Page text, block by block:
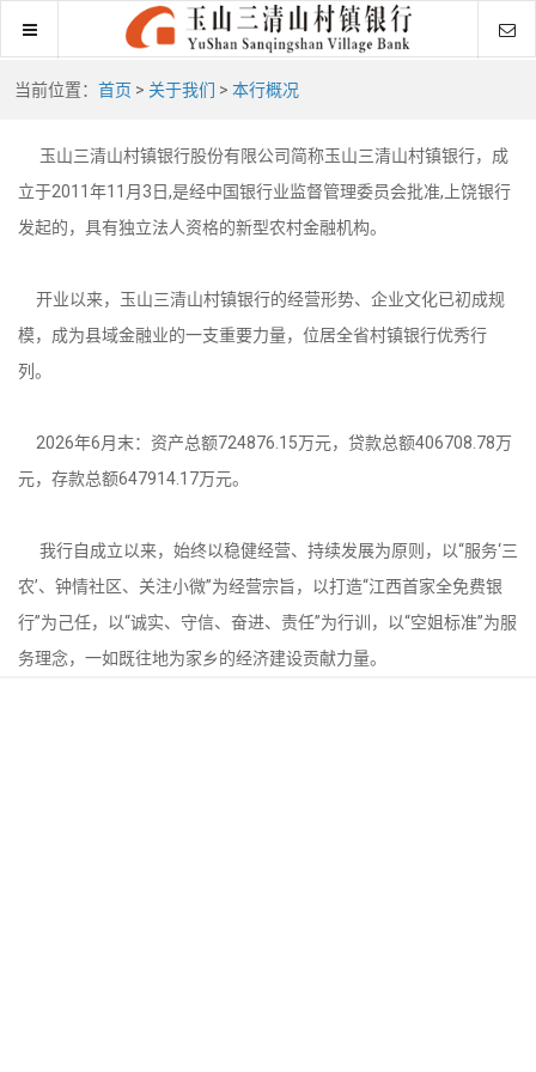
当前位置： 首页 > 关于我们 > 本行概况
玉山三清山村镇银行股份有限公司简称玉山三清山村镇银行，成
立于2011年11月3日,是经中国银行业监督管理委员会批准,上饶银行
发起的，具有独立法人资格的新型农村金融机构。
开业以来，玉山三清山村镇银行的经营形势、企业文化已初成规
模，成为县域金融业的一支重要力量，位居全省村镇银行优秀行
列。
2026年6月末：资产总额724876.15万元，贷款总额406708.78万
元，存款总额647914.17万元。
我行自成立以来，始终以稳健经营、持续发展为原则，以“服务‘三
农’、钟情社区、关注小微”为经营宗旨，以打造“江西首家全免费银
行”为己任，以“诚实、守信、奋进、责任”为行训，以“空姐标准”为服
务理念，一如既往地为家乡的经济建设贡献力量。